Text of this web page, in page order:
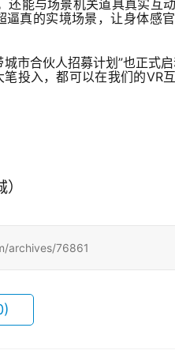
能与场景机关道具真实互
真的实境场景，让身体感
市合伙人招募计划”也正式
投入，都可以在我们的VR
archives/76861